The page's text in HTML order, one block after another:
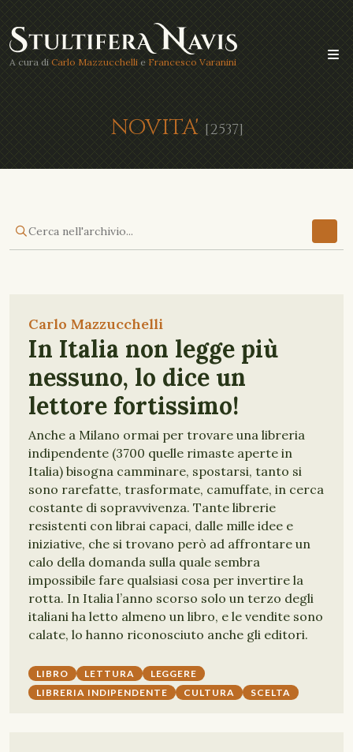
A cura di Carlo Mazzucchelli e Francesco Varanini
NOVITA' [2537]
Carlo Mazzucchelli
In Italia non legge più
nessuno, lo dice un
lettore fortissimo!
Anche a Milano ormai per trovare una libreria
indipendente (3700 quelle rimaste aperte in
Italia) bisogna camminare, spostarsi, tanto si
sono rarefatte, trasformate, camuffate, in cerca
costante di sopravvivenza. Tante librerie
resistenti con librai capaci, dalle mille idee e
iniziative, che si trovano però ad affrontare un
calo della domanda sulla quale sembra
impossibile fare qualsiasi cosa per invertire la
rotta. In Italia l’anno scorso solo un terzo degli
italiani ha letto almeno un libro, e le vendite sono
calate, lo hanno riconosciuto anche gli editori.
LIBRO LETTURA
LEGGERE
LIBRERIA INDIPENDENTE
CULTURA SCELTA